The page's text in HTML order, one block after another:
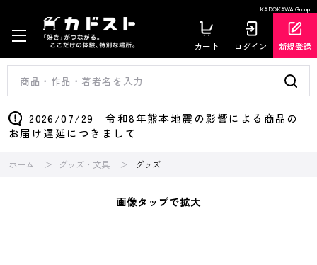
KADOKAWA Group
カート ログイン 新規登録
2026/07/29 令和8年熊本地震の影響による商品の
お届け遅延につきまして
ホーム グッズ・文具 グッズ
画像タップで拡大